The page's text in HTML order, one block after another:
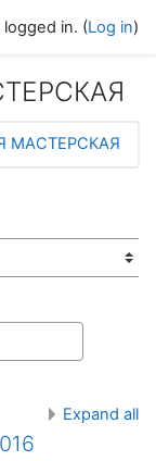
in. (Log in)
МАСТЕРСКАЯ
Expand all